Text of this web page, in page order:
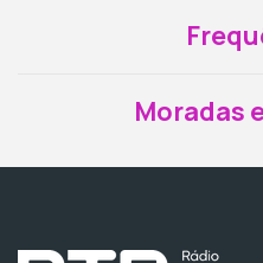
Moradas